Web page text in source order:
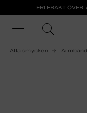
FRI FRAKT ÖVER
Alla smycken Armband